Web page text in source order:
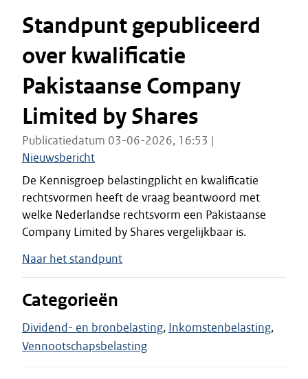
Standpunt gepubliceerd
over kwalificatie
Pakistaanse Company
Limited by Shares
Publicatiedatum 03-06-2026, 16:53 |
Nieuwsbericht
De Kennisgroep belastingplicht en kwalificatie
rechtsvormen heeft de vraag beantwoord met
welke Nederlandse rechtsvorm een Pakistaanse
Company Limited by Shares vergelijkbaar is.
Naar het standpunt
Categorieën
Dividend- en bronbelasting Inkomstenbelasting
Vennootschapsbelasting